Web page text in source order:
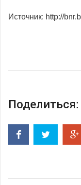
Источник: http://
Поделиться: